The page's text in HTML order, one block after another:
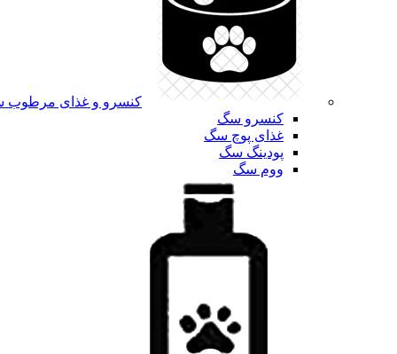
کنسرو و غذای
کنسرو سگ
غذای پوچ سگ
پودینگ سگ
ووم سگ